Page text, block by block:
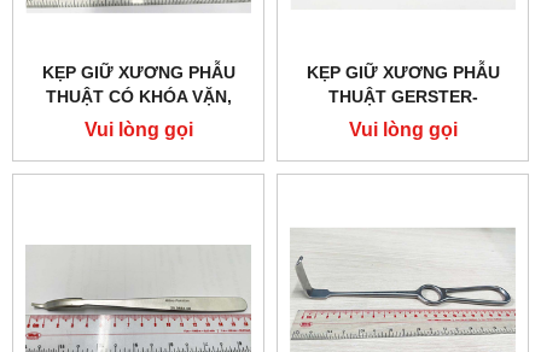
KẸP GIỮ XƯƠNG PHẪU
THUẬT CÓ KHÓA VẶN,
19CM HILBRO 28.1090.19
Vui lòng gọi
KẸP GIỮ XƯƠNG PHẪU
THUẬT GERSTER-
LOWMANN 1X2 RĂNG,
20CM HILBRO 28.1064.20
Vui lòng gọi